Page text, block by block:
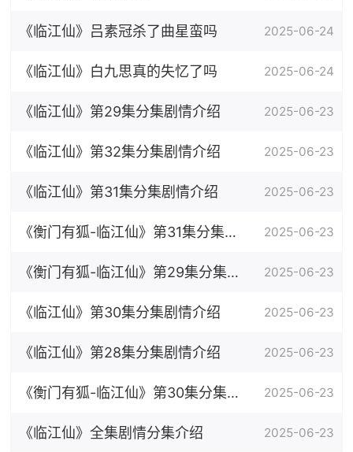
《临江仙》吕素冠杀了曲星蛮吗 2025-06-24
《临江仙》白九思真的失忆了吗 2025-06-24
《临江仙》第29集分集剧情介绍 2025-06-23
《临江仙》第32集分集剧情介绍 2025-06-23
《临江仙》第31集分集剧情介绍 2025-06-23
《衡门有狐-临江仙》第31集分集剧
情介绍
2025-06-23
《衡门有狐-临江仙》第29集分集剧
情介绍
2025-06-23
《临江仙》第30集分集剧情介绍 2025-06-23
《临江仙》第28集分集剧情介绍 2025-06-23
《衡门有狐-临江仙》第30集分集剧
情介绍
2025-06-23
《临江仙》全集剧情分集介绍 2025-06-23